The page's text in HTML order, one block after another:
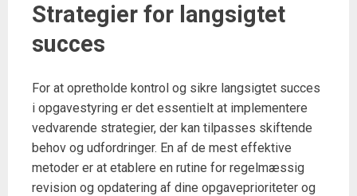
Strategier for langsigtet
succes
For at opretholde kontrol og sikre langsigtet succes
i opgavestyring er det essentielt at implementere
vedvarende strategier, der kan tilpasses skiftende
behov og udfordringer. En af de mest effektive
metoder er at etablere en rutine for regelmæssig
revision og opdatering af dine opgaveprioriteter og